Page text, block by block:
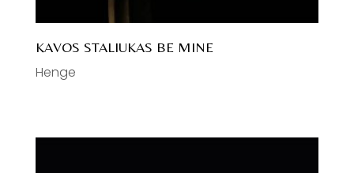
KAVOS STALIUKAS BE MINE
Henge